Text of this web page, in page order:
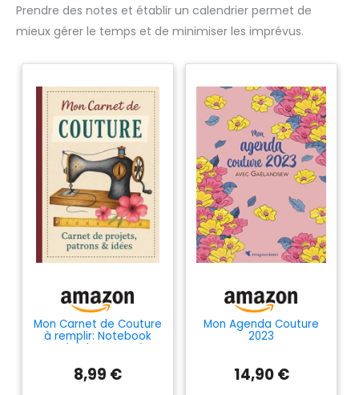
Prendre des notes et établir un calendrier permet de
mieux gérer le temps et de minimiser les imprévus.
Mon Carnet de Couture
à remplir: Notebook
spécial couture à
bord pour noter et
planifier ses
8,99 €
Mon Agenda Couture
2023
14,90 €